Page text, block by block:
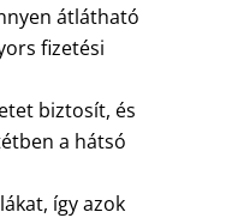
átlátható
fizetési
biztosít, és
a hátsó
így azok